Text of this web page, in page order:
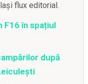
flux editorial.
F16 în spațiul
după